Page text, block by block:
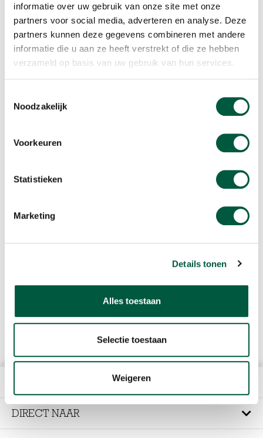
informatie over uw gebruik van onze site met onze
partners voor social media, adverteren en analyse. Deze
partners kunnen deze gegevens combineren met andere
informatie die u aan ze heeft verstrekt of die ze hebben
verzameld op basis van uw gebruik van hun services.
Noodzakelijk
Voorkeuren
Statistieken
Marketing
Details tonen
Alles toestaan
Selectie toestaan
Weigeren
DIRECT NAAR